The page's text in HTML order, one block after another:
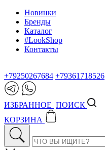
Новинки
Бренды
Каталог
#LookShop
Контакты
+79250267684 +79361718526
ИЗБРАННОЕ ПОИСК
КОРЗИНА